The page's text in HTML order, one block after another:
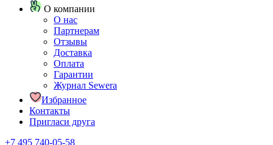
О компании
О нас
Партнерам
Отзывы
Доставка
Оплата
Гарантии
Журнал Sewera
Избранное
Контакты
Пригласи друга
+7 495 740-05-58